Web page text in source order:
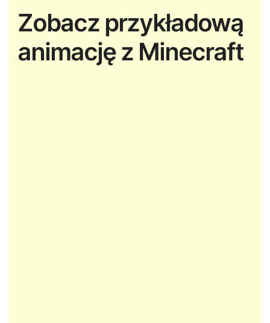
Zobacz przykładową
animację z Minecraft